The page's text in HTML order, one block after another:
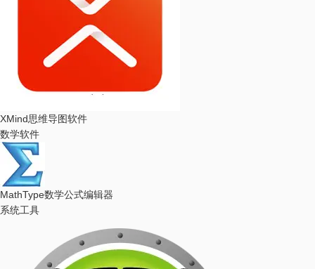
XMind思维导图软件
数学软件
MathType数学公式编辑器
系统工具